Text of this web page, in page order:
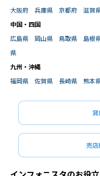
大阪府
兵庫県 京都府 滋賀
中国・四国
広島県
岡山県 鳥取県 島根
県
九州・沖縄
福岡県
佐賀県 長崎県 熊本
貸
売店